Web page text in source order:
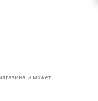
и может